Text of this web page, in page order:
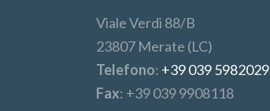
Viale Verdi 88/B
23807 Merate (LC)
Telefono: +39 039 5982029
Fax: +39 039 9908118